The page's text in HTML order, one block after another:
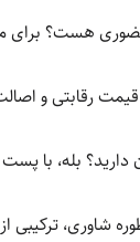
شاوری،